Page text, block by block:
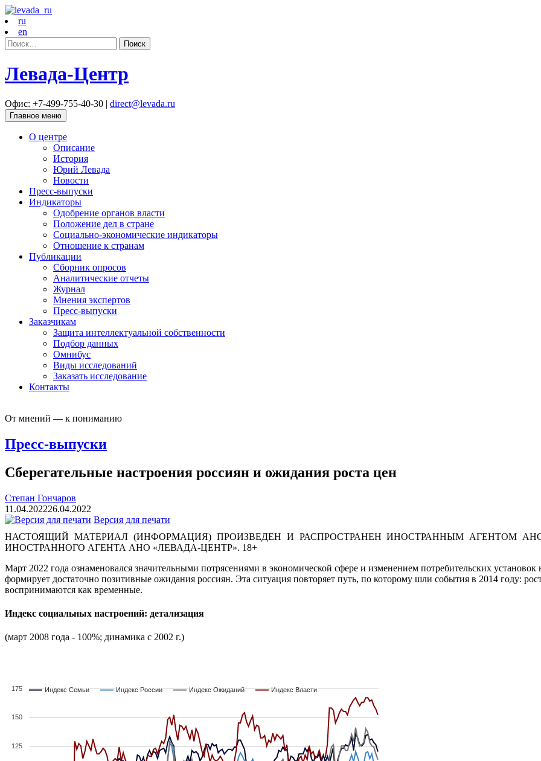
ru
en
Найти:
Левада-Центр
Офис: +7-499-755-40-30 | direct@levada.ru
Главное меню
О центре
Описание
История
Юрий Левада
Новости
Пресс-выпуски
Индикаторы
Одобрение органов власти
Положение дел в стране
Социально-экономические индикаторы
Отношение к странам
Публикации
Сборник опросов
Аналитические отчеты
Журнал
Мнения экспертов
Пресс-выпуски
Заказчикам
Защита интеллектуальной собственности
Подбор данных
Омнибус
Виды исследований
Заказать исследование
Контакты
От мнений — к пониманию
Пресс-выпуски
Сберегательные настроения россиян и ожидания роста цен
Степан Гончаров
11.04.202226.04.2022
Версия для печати
НАСТОЯЩИЙ МАТЕРИАЛ (ИНФОРМАЦИЯ) ПРОИЗВЕДЕН И РАСПРОСТРАНЕН ИНОСТРАННЫМ АГЕНТОМ
ИНОСТРАННОГО АГЕНТА АНО «ЛЕВАДА-ЦЕНТР». 18+
Март 2022 года ознаменовался значительными потрясениями в экономической сфере и изменением потребительских
формирует достаточно позитивные ожидания россиян. Эта ситуация повторяет путь, по которому шли события в 2014 году:
воспринимаются как временные.
Индекс социальных настроений: детализация
(март 2008 года - 100%; динамика с 2002 г.)
125
150
175 Индекс Семьи
Индекс Семьи Индекс России
Индекс России Индекс Ожиданий
Индекс Ожиданий Индекс Власти
Индекс Власти